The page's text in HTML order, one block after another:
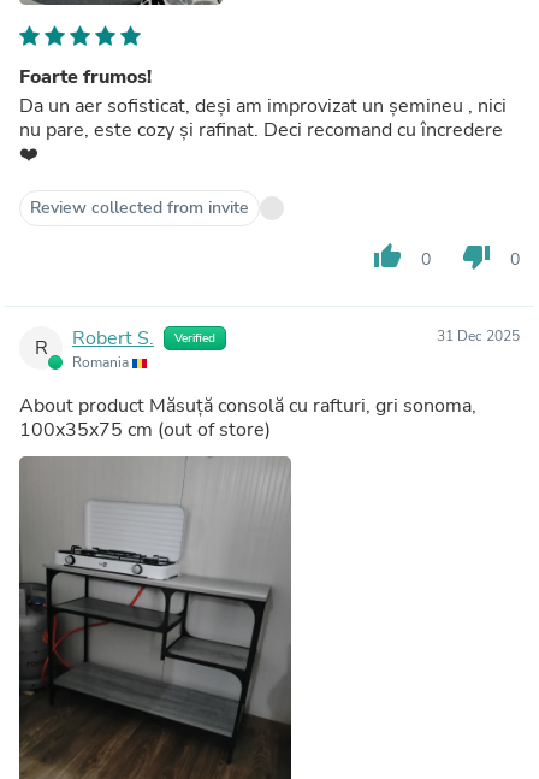
Foarte frumos!
Da un aer sofisticat, deși am improvizat un șemineu , nici
nu pare, este cozy și rafinat. Deci recomand cu încredere
❤️
Review collected from invite
thumb_up 0 thumb_down 0
R Robert S. Verified
Romania
31 Dec 2025
About product Măsuță consolă cu rafturi, gri sonoma,
100x35x75 cm (out of store)